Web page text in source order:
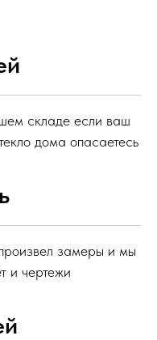
складе если ваш
дома опасаетесь
замеры и мы
и чертежи